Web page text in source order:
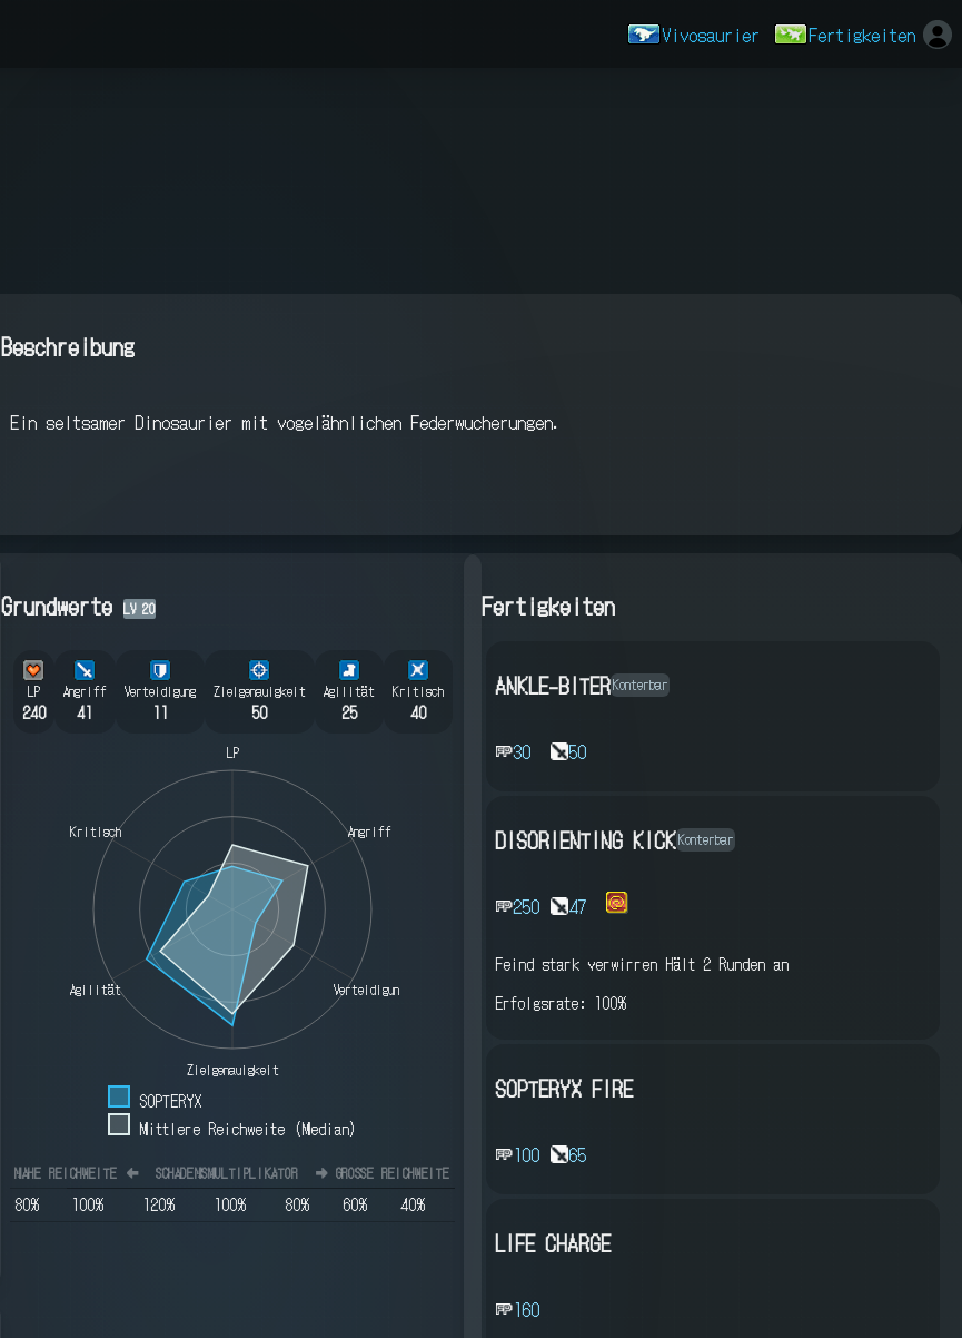
Vivosaurier Fertigkeiten
Grundwerte LV 20
LP
240
Angriff
41
Verteidigung
11
Zielgenauigkeit
50
Agilität
25
Kritisch
40
LP
Angriff
Verteidigung
Zielgenauigkeit
Agilität
Kritisch
SOPTERYX
Mittlere Reichweite (Median)
NAHE REICHWEITE ⬅️ SCHADENSMULTIPLIKATOR ➡️ GROSSE REICHWEITE
80% 100% 120% 100% 80% 60% 40%
Beschreibung
Ein seltsamer Dinosaurier mit vogelähnlichen Federwucherungen.
Fertigkeiten
ANKLE-BITERKonterbar
30 50
DISORIENTING KICKKonterbar
250 47
Feind stark verwirren Hält 2 Runden an
Erfolgsrate: 100%
SOPTERYX FIRE
100 65
LIFE CHARGE
160